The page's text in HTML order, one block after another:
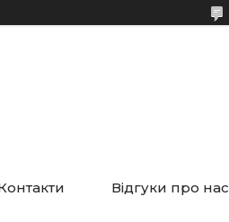
Відгуки про нас